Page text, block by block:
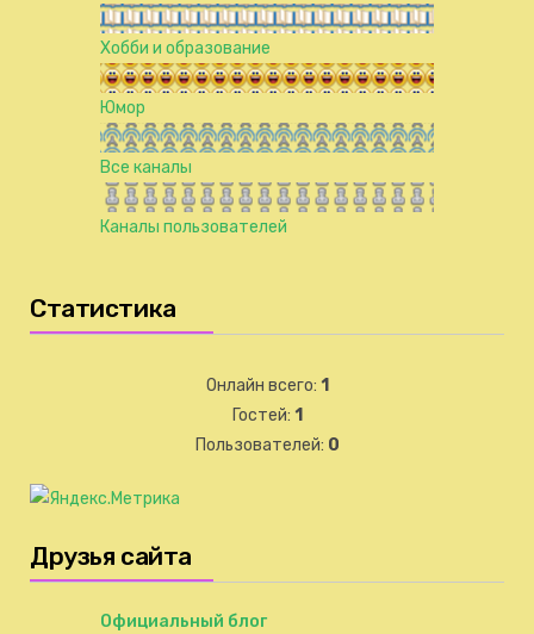
Хобби и образование
Юмор
Все каналы
Каналы пользователей
Статистика
Онлайн всего: 1
Гостей: 1
Пользователей: 0
Друзья сайта
Официальный блог